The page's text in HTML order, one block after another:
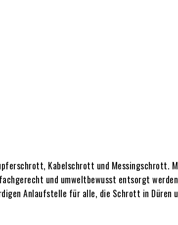
Kabelschrott und Messingschrott.
und umweltbewusst entsorgt
Anlaufstelle für alle, die Schrott in Düren